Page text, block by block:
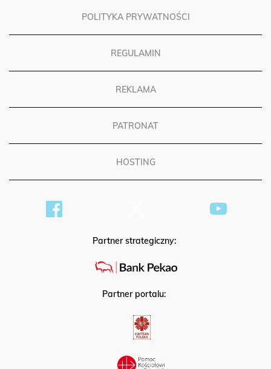
POLITYKA PRYWATNOŚCI
REGULAMIN
REKLAMA
PATRONAT
HOSTING
Partner strategiczny:
Partner portalu: